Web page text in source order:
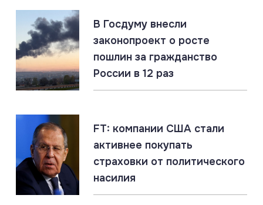
#Флот
Титановые подлодки «Сьерра» превосходят ВМС
США
07.08.2026
07.08.2026
Россия создаёт Силы беспилотных систем. Опыт
СВО учтён
В Госдуму внесли
законопроект о росте
пошлин за гражданство
России в 12 раз
FT: компании США стали
активнее покупать
страховки от политического
насилия